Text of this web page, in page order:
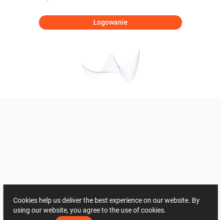
Logowanie
Cookies help us deliver the best experience on our website. By
using our website, you agree to the use of cookies.